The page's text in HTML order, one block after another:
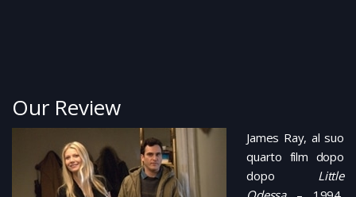
Our Review
James Ray, al suo
quarto film dopo
dopo Little